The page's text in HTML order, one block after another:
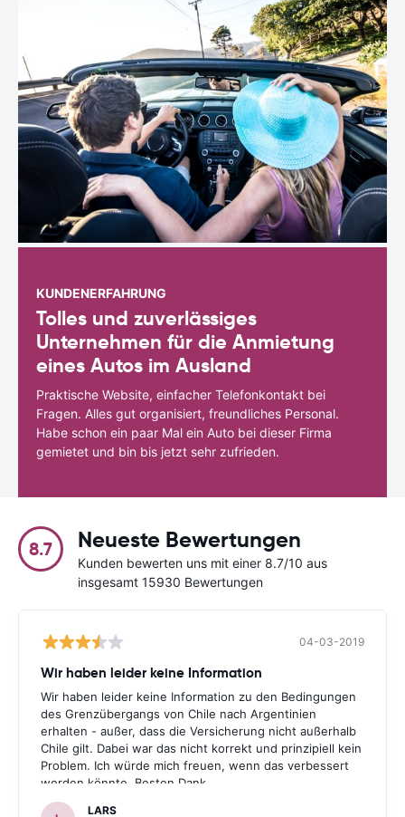
KUNDENERFAHRUNG
Tolles und zuverlässiges
Unternehmen für die Anmietung
eines Autos im Ausland
Praktische Website, einfacher Telefonkontakt bei
Fragen. Alles gut organisiert, freundliches Personal.
Habe schon ein paar Mal ein Auto bei dieser Firma
gemietet und bin bis jetzt sehr zufrieden.
8.7 Neueste Bewertungen
Kunden bewerten uns mit einer 8.7/10 aus
insgesamt 15930 Bewertungen
04-03-2019
Wir haben leider keine Information
Wir haben leider keine Information zu den Bedingungen
des Grenzübergangs von Chile nach Argentinien
erhalten - außer, dass die Versicherung nicht außerhalb
Chile gilt. Dabei war das nicht korrekt und prinzipiell kein
Problem. Ich würde mich freuen, wenn das verbessert
werden könnte. Besten Dank.
LARS